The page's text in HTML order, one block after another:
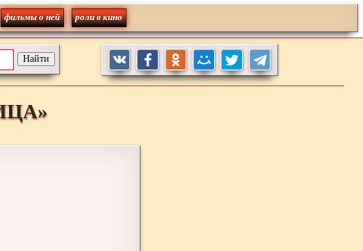
фильмы о ней роли в кино